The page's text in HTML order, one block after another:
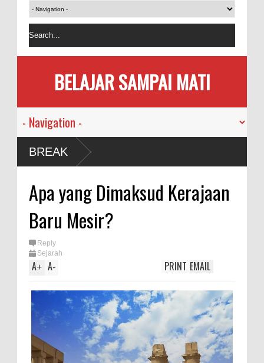
BELAJAR SAMPAI MATI
BREAK
Apa yang Dimaksud Kerajaan
Baru Mesir?
Reply
Sejarah
A+ A- EMAIL
PRINT